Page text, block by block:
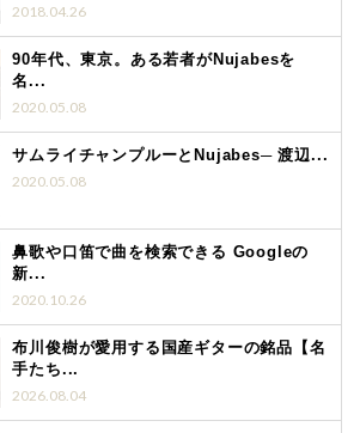
2018.04.26
90年代、東京。ある若者がNujabesを
名...
2020.05.08
サムライチャンプルーとNujabes─ 渡辺...
2020.05.08
鼻歌や口笛で曲を検索できる Googleの
新...
2020.10.26
布川俊樹が愛用する国産ギターの銘品【名
手たち...
2026.08.04